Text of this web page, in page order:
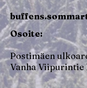
Osoite:
Postimäen
Vanha Viipurintie